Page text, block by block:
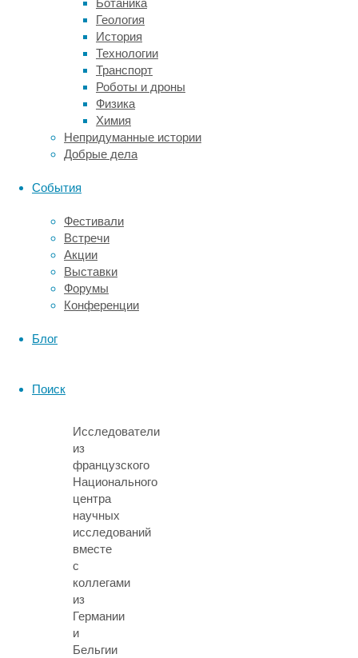
Ботаника
Геология
История
Технологии
Транспорт
Роботы и дроны
Физика
Химия
Непридуманные истории
Добрые дела
События
Фестивали
Встречи
Акции
Выставки
Форумы
Конференции
Блог
Поиск
пластичность
мозга
не
безгранична,
определяется
теми
же
генами.
какой
на
особенности
психологии
влияют
гены,
а
Исследователи
из
французского
Национального
центра
научных
исследований
вместе
с
коллегами
из
Германии
и
Бельгии